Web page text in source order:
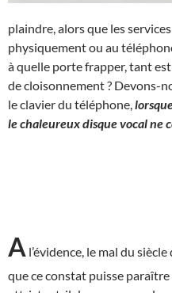
plaindre, alors que les
physiquement ou au
à quelle porte frapper, tant
de cloisonnement ? Devons-
le clavier du téléphone,
le chaleureux disque vocal ne
A l’évidence, le mal du
que ce constat puisse